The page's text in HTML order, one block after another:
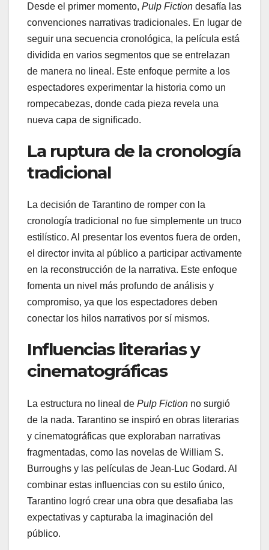
Desde el primer momento, Pulp Fiction desafía las
convenciones narrativas tradicionales. En lugar de
seguir una secuencia cronológica, la película está
dividida en varios segmentos que se entrelazan
de manera no lineal. Este enfoque permite a los
espectadores experimentar la historia como un
rompecabezas, donde cada pieza revela una
nueva capa de significado.
La ruptura de la cronología
tradicional
La decisión de Tarantino de romper con la
cronología tradicional no fue simplemente un truco
estilístico. Al presentar los eventos fuera de orden,
el director invita al público a participar activamente
en la reconstrucción de la narrativa. Este enfoque
fomenta un nivel más profundo de análisis y
compromiso, ya que los espectadores deben
conectar los hilos narrativos por sí mismos.
Influencias literarias y
cinematográficas
La estructura no lineal de Pulp Fiction no surgió
de la nada. Tarantino se inspiró en obras literarias
y cinematográficas que exploraban narrativas
fragmentadas, como las novelas de William S.
Burroughs y las películas de Jean-Luc Godard. Al
combinar estas influencias con su estilo único,
Tarantino logró crear una obra que desafiaba las
expectativas y capturaba la imaginación del
público.